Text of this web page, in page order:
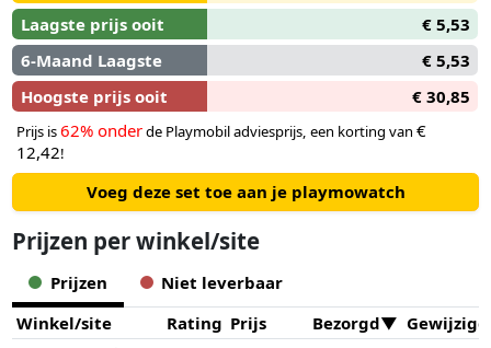
Laagste prijs ooit
€ 5,53
6-Maand Laagste
€ 5,53
Hoogste prijs ooit
€ 30,85
Prijs is62% onderde Playmobil adviesprijs, een korting van €
12,42!
Voeg deze set toe aan je playmowatch
Prijzen per winkel/site
Prijzen
Niet leverbaar
Winkel/site
Rating Prijs Bezorgd
Gewijzigd